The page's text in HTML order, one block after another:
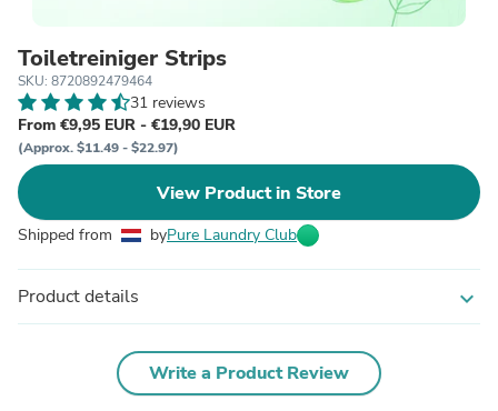
Toiletreiniger Strips
SKU: 8720892479464
31 reviews
From €9,95 EUR - €19,90 EUR
(Approx. $11.49 - $22.97)
View Product in Store
Shipped from byPure Laundry Club
Product details expand_more
Write a Product Review